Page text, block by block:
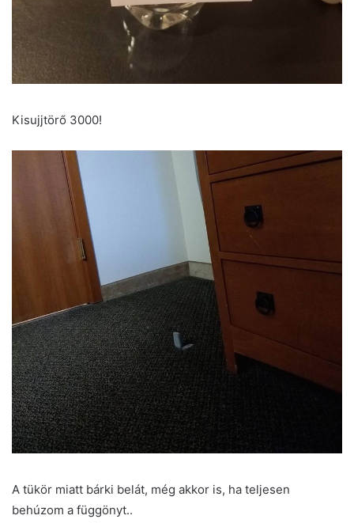
Kisujjtörő 3000!
A tükör miatt bárki belát, még akkor is, ha teljesen
behúzom a függönyt..